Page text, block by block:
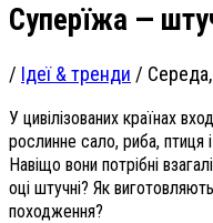
Суперїжа —
/ Ідеї & тренди /
У цивілізованих країнах
рослинне сало, риба, птиця
Навіщо вони потрібні
оці штучні? Як
походження?